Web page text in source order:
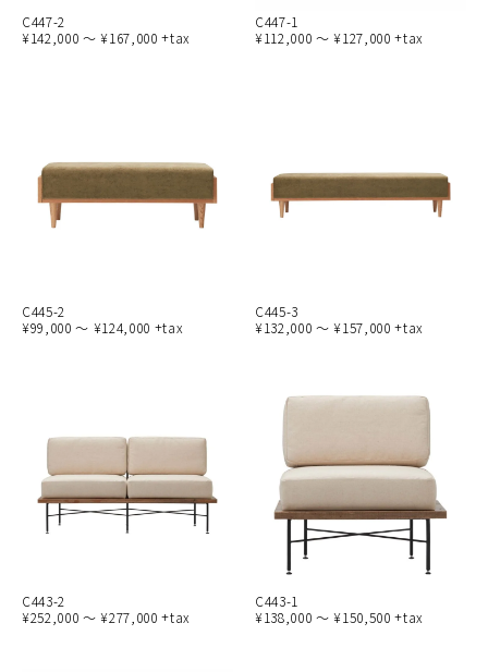
C447-2
¥142,000 ～ ¥167,000 +tax
C447-1
¥112,000 ～ ¥127,000 +tax
C445-2
¥99,000 ～ ¥124,000 +tax
C445-3
¥132,000 ～ ¥157,000 +tax
C443-2
¥252,000 ～ ¥277,000 +tax
C443-1
¥138,000 ～ ¥150,500 +tax